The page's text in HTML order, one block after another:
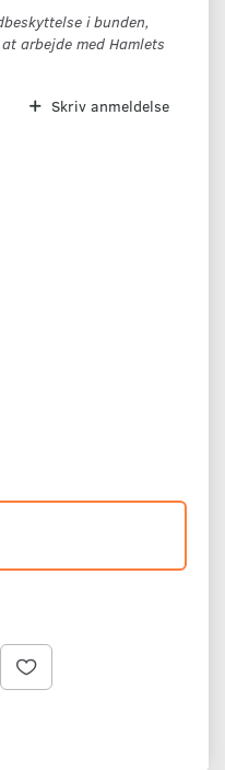
i bunden,
arbejde med Hamlets
Skriv anmeldelse